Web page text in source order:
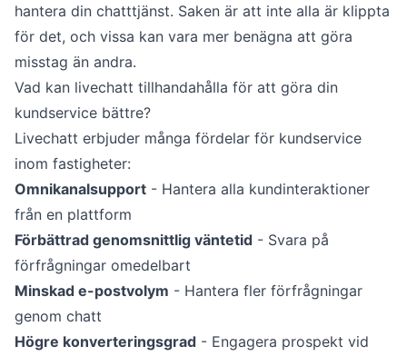
hantera din chatttjänst. Saken är att inte alla är klippta
för det, och vissa kan vara mer benägna att göra
misstag än andra.
Vad kan livechatt tillhandahålla för att göra din
kundservice bättre?
Livechatt erbjuder många fördelar för kundservice
inom fastigheter:
Omnikanalsupport - Hantera alla kundinteraktioner
från en plattform
Förbättrad genomsnittlig väntetid - Svara på
förfrågningar omedelbart
Minskad e-postvolym - Hantera fler förfrågningar
genom chatt
Högre konverteringsgrad - Engagera prospekt vid